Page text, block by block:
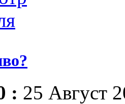
: 25 Август